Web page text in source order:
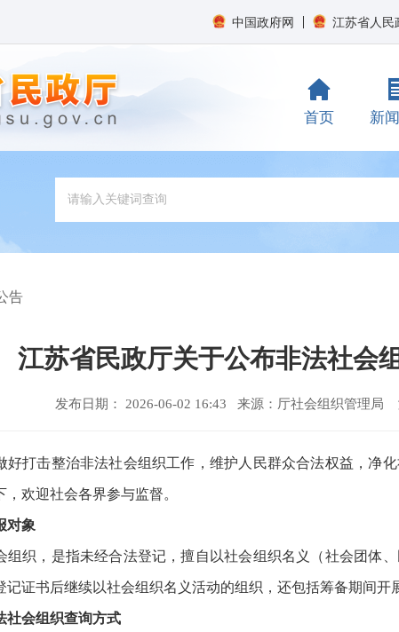
中国政府网 江苏省人民
首页 新
告
江苏省民政厅关于公布非法社会
发布日期： 2026-06-02 16:43 来源： 厅社会组织管理局
好打击整治非法社会组织工作，维护人民群众合法权益，净
，欢迎社会各界参与监督。
对象
组织，是指未经合法登记，擅自以社会组织名义（社会团体
记证书后继续以社会组织名义活动的组织，还包括筹备期间开
社会组织查询方式